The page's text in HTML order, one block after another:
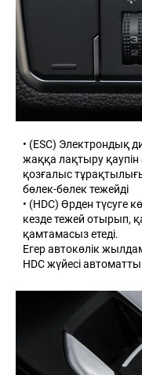
• (ESC) Электрондық
жаққа лақтыру
қозғалыс
бөлек-бөлек тежейді
• (HDC) Өрден түсуге
кезде тежей отырып,
қамтамасыз етеді.
Егер автокөлік
HDC жүйесі